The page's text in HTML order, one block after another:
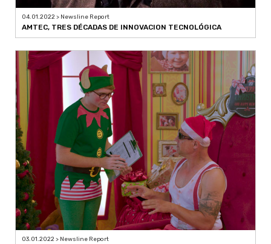
04.01.2022 > Newsline Report
AMTEC, TRES DÉCADAS DE INNOVACION TECNOLÓGICA
03.01.2022 > Newsline Report